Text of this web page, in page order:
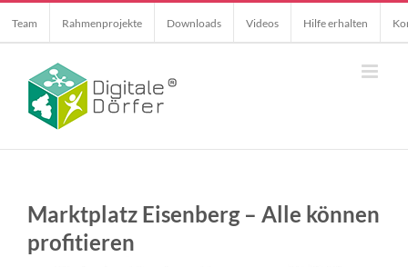
to
content
Team Rahmenprojekte Downloads Videos Hilfe erhalten
Marktplatz Eisenberg – Alle können
profitieren